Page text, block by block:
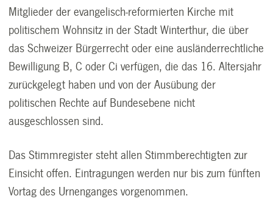
Mitglieder der evangelisch-reformierten Kirche mit
politischem Wohnsitz in der Stadt Winterthur, die über
das Schweizer Bürgerrecht oder eine ausländerrechtliche
Bewilligung B, C oder Ci verfügen, die das 16. Altersjahr
zurückgelegt haben und von der Ausübung der
politischen Rechte auf Bundesebene nicht
ausgeschlossen sind.
Das Stimmregister steht allen Stimmberechtigten zur
Einsicht offen. Eintragungen werden nur bis zum fünften
Vortag des Urnenganges vorgenommen.